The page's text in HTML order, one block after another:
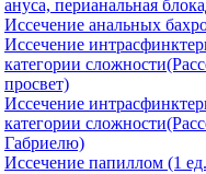
ануса, перианальная
Иссечение анальных
Иссечение
категории
просвет)
Иссечение
категории
Габриелю)
Иссечение папиллом (1